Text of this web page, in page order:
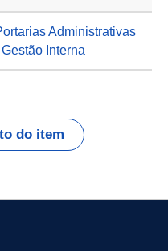
Administrativas
Interna
do item